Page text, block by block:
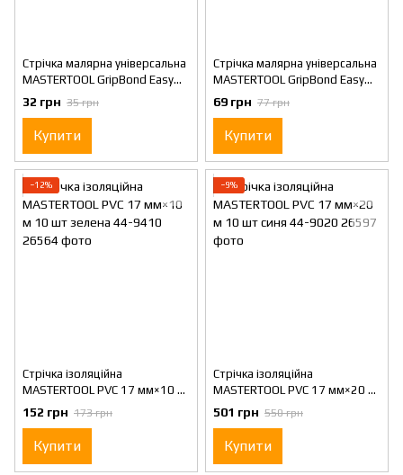
Стрічка малярна універсальна
MASTERTOOL GripBond Easy
30 мм×15 м жовта 79-9902
32 грн 35 грн
Купити
Стрічка малярна універсальна
MASTERTOOL GripBond Easy
48 мм×25 м жовта 79-9905
69 грн 77 грн
Купити
−12%
Стрічка ізоляційна
MASTERTOOL PVC 17 мм×10 м
10 шт зелена 44-9410
152 грн 173 грн
Купити
−9%
Стрічка ізоляційна
MASTERTOOL PVC 17 мм×20 м
10 шт синя 44-9020
501 грн 550 грн
Купити